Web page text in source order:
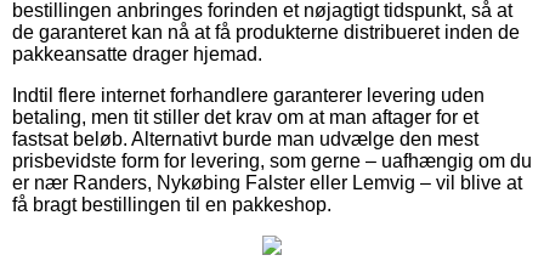
bestillingen anbringes forinden et nøjagtigt tidspunkt, så at
de garanteret kan nå at få produkterne distribueret inden de
pakkeansatte drager hjemad.
Indtil flere internet forhandlere garanterer levering uden
betaling, men tit stiller det krav om at man aftager for et
fastsat beløb. Alternativt burde man udvælge den mest
prisbevidste form for levering, som gerne – uafhængig om du
er nær Randers, Nykøbing Falster eller Lemvig – vil blive at
få bragt bestillingen til en pakkeshop.